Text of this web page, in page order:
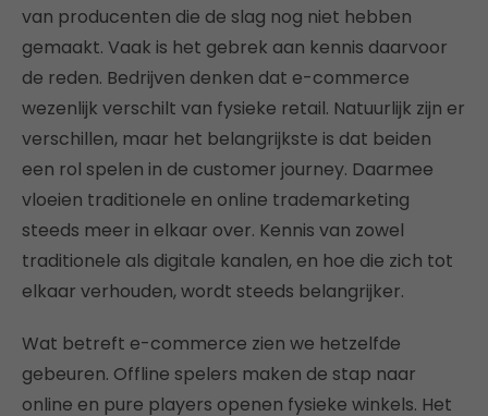
van producenten die de slag nog niet hebben
gemaakt. Vaak is het gebrek aan kennis daarvoor
de reden. Bedrijven denken dat e-commerce
wezenlijk verschilt van fysieke retail. Natuurlijk zijn er
verschillen, maar het belangrijkste is dat beiden
een rol spelen in de customer journey. Daarmee
vloeien traditionele en online trademarketing
steeds meer in elkaar over. Kennis van zowel
traditionele als digitale kanalen, en hoe die zich tot
elkaar verhouden, wordt steeds belangrijker.
Wat betreft e-commerce zien we hetzelfde
gebeuren. Offline spelers maken de stap naar
online en pure players openen fysieke winkels. Het